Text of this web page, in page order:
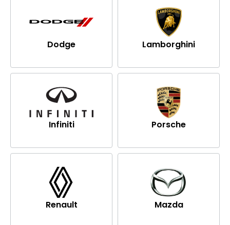
Dodge Lamborghini
Infiniti Porsche
Renault Mazda